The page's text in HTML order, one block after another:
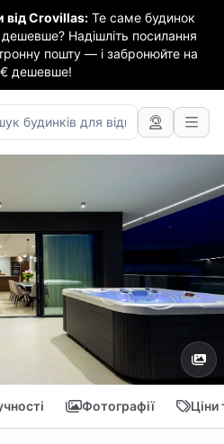
від Crovillas: Те саме будинок
Надішліть посилання
пошту — і забронюйте на
дешевше!
Фотографії Ціни